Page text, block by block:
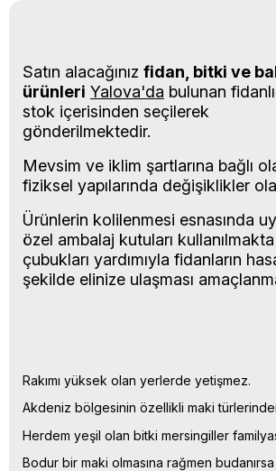
Satın alacağınız fidan, bitki ve
ürünleri Yalova'da bulunan
stok içerisinden seçilerek
Mevsim ve iklim şartlarına bağlı
fiziksel yapılarında değişiklikler
Ürünlerin kolilenmesi esnasında
özel ambalaj kutuları
çubukları yardımıyla fidanların
şekilde elinize ulaşması
Rakımı yüksek olan yerlerde yetişmez.
Akdeniz bölgesinin özellikli maki
Herdem yeşil olan bitki mersingiller
Bodur bir maki olmasına rağmen